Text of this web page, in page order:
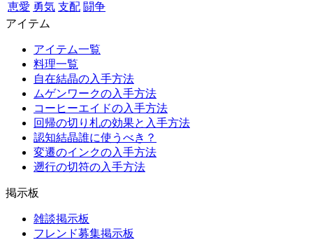
恵愛 勇気 支配 闘争
アイテム
アイテム一覧
料理一覧
自在結晶の入手方法
ムゲンワークの入手方法
コーヒーエイドの入手方法
回帰の切り札の効果と入手方法
認知結晶誰に使うべき？
変遷のインクの入手方法
遡行の切符の入手方法
掲示板
雑談掲示板
フレンド募集掲示板